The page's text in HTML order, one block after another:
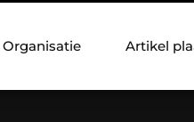
Organisatie Artikel